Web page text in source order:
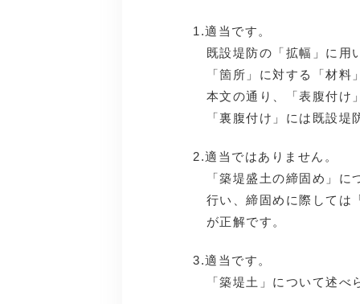
1.適当です。
既設堤防の「拡幅」に用
「箇所」に対する「材料
本文の通り、「表腹付け
「裏腹付け」には既設堤
2.適当ではありません。
「築堤盛土の締固め」に
行い、締固めに際しては
が正解です。
3.適当です。
「築堤土」について述べ